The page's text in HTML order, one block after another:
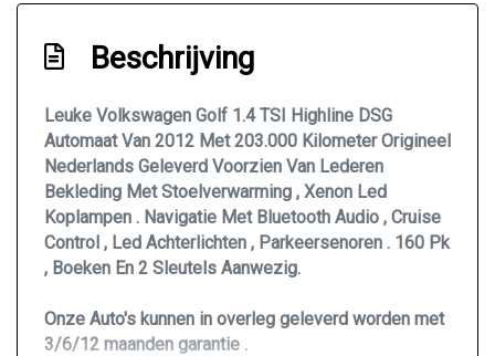
Voorstoelen in hoogte verstelbaar
Voorstoelen verwarmd
Bi-xenon koplampen
Buitenspiegels elektrisch verstel- en
verwarmbaar
Buitenspiegels in carrosseriekleur
Bumpers in carrosseriekleur
Centrale vergrendeling met afstandsbediening
Beschrijving
Leuke Volkswagen Golf 1.4 TSI Highline DSG
Automaat Van 2012 Met 203.000 Kilometer Origineel
Nederlands Geleverd Voorzien Van Lederen
Bekleding Met Stoelverwarming , Xenon Led
Koplampen . Navigatie Met Bluetooth Audio , Cruise
Control , Led Achterlichten , Parkeersenoren . 160 Pk
, Boeken En 2 Sleutels Aanwezig.
Onze Auto's kunnen in overleg geleverd worden met
3/6/12 maanden garantie .